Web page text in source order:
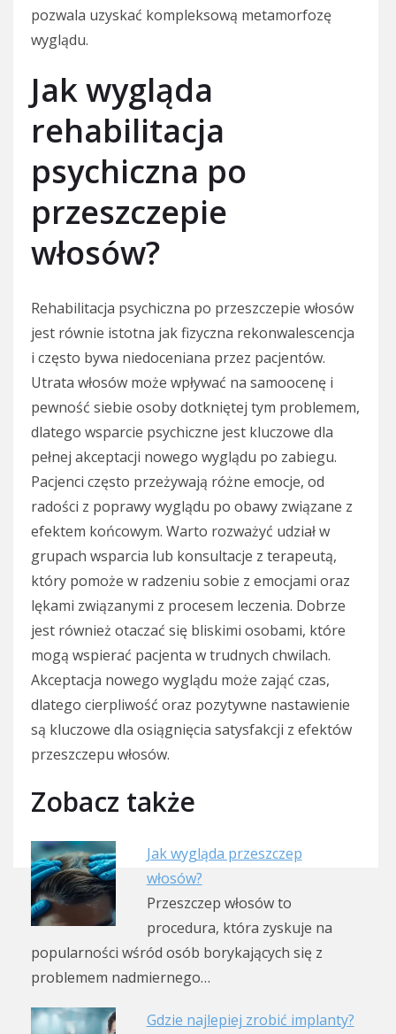
pozwala uzyskać kompleksową metamorfozę
wyglądu.
Jak wygląda
rehabilitacja
psychiczna po
przeszczepie
włosów?
Rehabilitacja psychiczna po przeszczepie włosów
jest równie istotna jak fizyczna rekonwalescencja
i często bywa niedoceniana przez pacjentów.
Utrata włosów może wpływać na samoocenę i
pewność siebie osoby dotkniętej tym problemem,
dlatego wsparcie psychiczne jest kluczowe dla
pełnej akceptacji nowego wyglądu po zabiegu.
Pacjenci często przeżywają różne emocje, od
radości z poprawy wyglądu po obawy związane z
efektem końcowym. Warto rozważyć udział w
grupach wsparcia lub konsultacje z terapeutą,
który pomoże w radzeniu sobie z emocjami oraz
lękami związanymi z procesem leczenia. Dobrze
jest również otaczać się bliskimi osobami, które
mogą wspierać pacjenta w trudnych chwilach.
Akceptacja nowego wyglądu może zająć czas,
dlatego cierpliwość oraz pozytywne nastawienie
są kluczowe dla osiągnięcia satysfakcji z efektów
przeszczepu włosów.
Zobacz także
Jak wygląda przeszczep
włosów?
Przeszczep włosów to
procedura, która zyskuje na
popularności wśród osób borykających się z
problemem nadmiernego…
Gdzie najlepiej zrobić implanty?